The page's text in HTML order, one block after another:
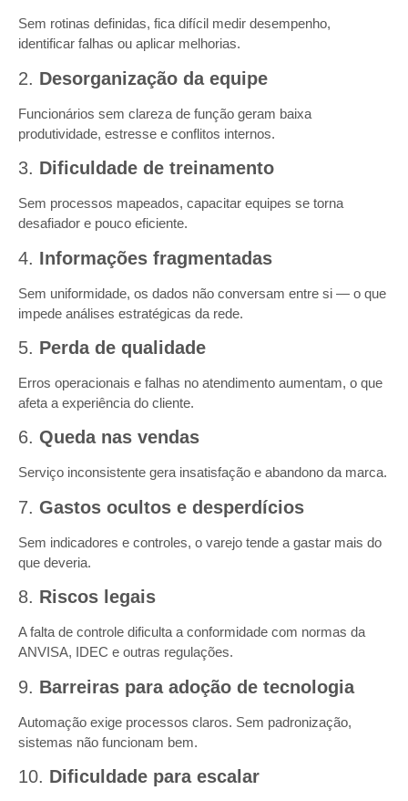
Sem rotinas definidas, fica difícil medir desempenho,
identificar falhas ou aplicar melhorias.
2. Desorganização da equipe
Funcionários sem clareza de função geram baixa
produtividade, estresse e conflitos internos.
3. Dificuldade de treinamento
Sem processos mapeados, capacitar equipes se torna
desafiador e pouco eficiente.
4. Informações fragmentadas
Sem uniformidade, os dados não conversam entre si — o que
impede análises estratégicas da rede.
5. Perda de qualidade
Erros operacionais e falhas no atendimento aumentam, o que
afeta a experiência do cliente.
6. Queda nas vendas
Serviço inconsistente gera insatisfação e abandono da marca.
7. Gastos ocultos e desperdícios
Sem indicadores e controles, o varejo tende a gastar mais do
que deveria.
8. Riscos legais
A falta de controle dificulta a conformidade com normas da
ANVISA, IDEC e outras regulações.
9. Barreiras para adoção de tecnologia
Automação exige processos claros. Sem padronização,
sistemas não funcionam bem.
10. Dificuldade para escalar